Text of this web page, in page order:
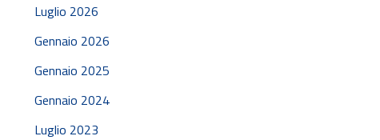
Luglio 2026
Gennaio 2026
Gennaio 2025
Gennaio 2024
Luglio 2023